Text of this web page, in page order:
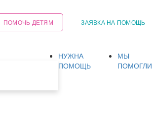
ПОМОЧЬ ДЕТЯМ ЗАЯВКА НА ПОМОЩЬ
НУЖНА
ПОМОЩЬ
МЫ
ПОМОГЛИ